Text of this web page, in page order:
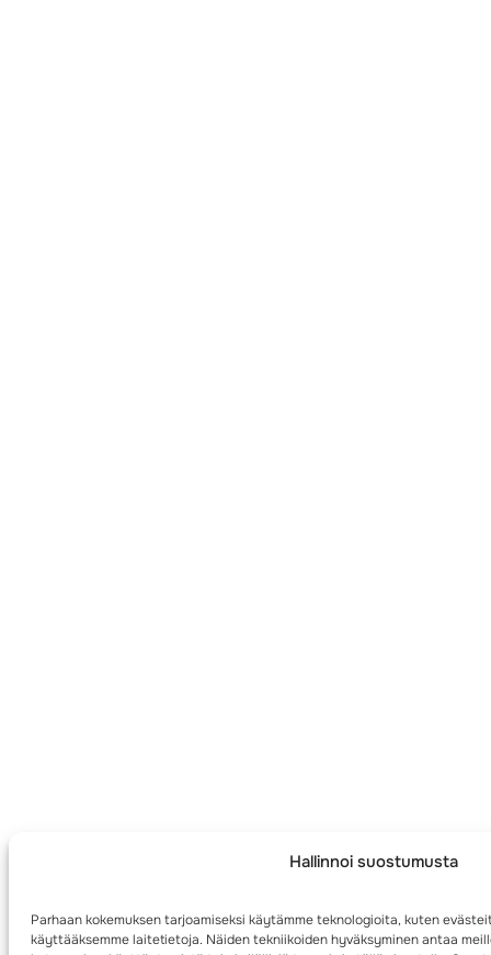
Hallinnoi suostumusta
Parhaan kokemuksen tarjoamiseksi käytämme teknologioita, kuten
käyttääksemme laitetietoja. Näiden tekniikoiden hyväksyminen antaa